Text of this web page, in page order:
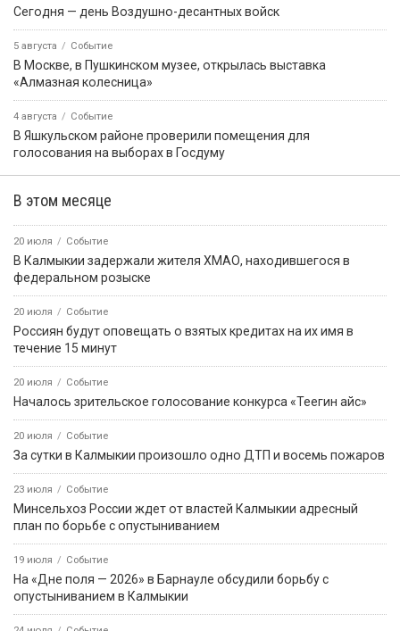
Сегодня — день Воздушно-десантных войск
5 августа Событие
В Москве, в Пушкинском музее, открылась выставка
«Алмазная колесница»
4 августа Событие
В Яшкульском районе проверили помещения для
голосования на выборах в Госдуму
В этом месяце
20 июля Событие
В Калмыкии задержали жителя ХМАО, находившегося в
федеральном розыске
20 июля Событие
Россиян будут оповещать о взятых кредитах на их имя в
течение 15 минут
20 июля Событие
Началось зрительское голосование конкурса «Теегин айс»
20 июля Событие
За сутки в Калмыкии произошло одно ДТП и восемь пожаров
23 июля Событие
Минсельхоз России ждет от властей Калмыкии адресный
план по борьбе с опустыниванием
19 июля Событие
На «Дне поля — 2026» в Барнауле обсудили борьбу с
опустыниванием в Калмыкии